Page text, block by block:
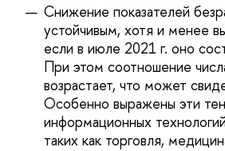
Снижение показателей
устойчивым, хотя и менее
если в июле 2021 г. оно
При этом соотношение
возрастает, что может
Особенно выражены эти
информационных
таких как торговля,